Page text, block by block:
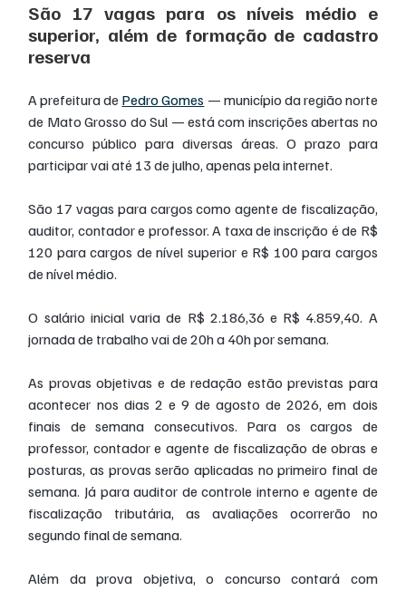
São 17 vagas para os níveis médio e
superior, além de formação de cadastro
reserva
A prefeitura de Pedro Gomes — município da região norte
de Mato Grosso do Sul — está com inscrições abertas no
concurso público para diversas áreas. O prazo para
participar vai até 13 de julho, apenas pela internet.
São 17 vagas para cargos como agente de fiscalização,
auditor, contador e professor. A taxa de inscrição é de R$
120 para cargos de nível superior e R$ 100 para cargos
de nível médio.
O salário inicial varia de R$ 2.186,36 e R$ 4.859,40. A
jornada de trabalho vai de 20h a 40h por semana.
As provas objetivas e de redação estão previstas para
acontecer nos dias 2 e 9 de agosto de 2026, em dois
finais de semana consecutivos. Para os cargos de
professor, contador e agente de fiscalização de obras e
posturas, as provas serão aplicadas no primeiro final de
semana. Já para auditor de controle interno e agente de
fiscalização tributária, as avaliações ocorrerão no
segundo final de semana.
Além da prova objetiva, o concurso contará com